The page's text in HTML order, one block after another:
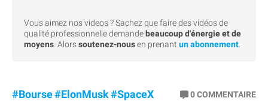
Vous aimez nos videos ? Sachez que faire des vidéos de
qualité professionnelle demande beaucoup d'énergie et de
moyens . Alorssoutenez-nousen prenant un abonnement
#Bourse#ElonMusk#SpaceX 0COMMENTAIRE